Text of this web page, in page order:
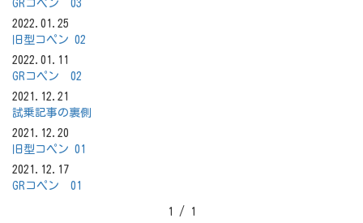
GRコペン 03
2022.01.25
旧型コペン 02
2022.01.11
GRコペン 02
2021.12.21
試乗記事の裏側
2021.12.20
旧型コペン 01
2021.12.17
GRコペン 01
1 / 1